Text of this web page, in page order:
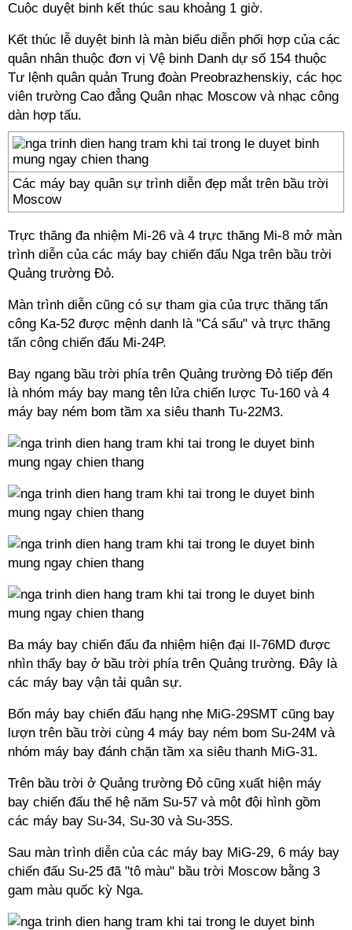
Cuộc duyệt binh kết thúc sau khoảng 1 giờ.
Kết thúc lễ duyệt binh là màn biểu diễn phối hợp của các
quân nhân thuộc đơn vị Vệ binh Danh dự số 154 thuộc
Tư lệnh quân quản Trung đoàn Preobrazhenskiy, các học
viên trường Cao đẳng Quân nhạc Moscow và nhạc công
dàn hợp tấu.
Các máy bay quân sự trình diễn đẹp mắt trên bầu trời
Moscow
Trực thăng đa nhiệm Mi-26 và 4 trực thăng Mi-8 mở màn
trình diễn của các máy bay chiến đấu Nga trên bầu trời
Quảng trường Đỏ.
Màn trình diễn cũng có sự tham gia của trực thăng tấn
công Ka-52 được mệnh danh là "Cá sấu" và trực thăng
tấn công chiến đấu Mi-24P.
Bay ngang bầu trời phía trên Quảng trường Đỏ tiếp đến
là nhóm máy bay mang tên lửa chiến lược Tu-160 và 4
máy bay ném bom tầm xa siêu thanh Tu-22M3.
Ba máy bay chiến đấu đa nhiệm hiện đại Il-76MD được
nhìn thấy bay ở bầu trời phía trên Quảng trường. Đây là
các máy bay vận tải quân sự.
Bốn máy bay chiến đấu hạng nhẹ MiG-29SMT cũng bay
lượn trên bầu trời cùng 4 máy bay ném bom Su-24M và
nhóm máy bay đánh chặn tầm xa siêu thanh MiG-31.
Trên bầu trời ở Quảng trường Đỏ cũng xuất hiện máy
bay chiến đấu thế hệ năm Su-57 và một đội hình gồm
các máy bay Su-34, Su-30 và Su-35S.
Sau màn trình diễn của các máy bay MiG-29, 6 máy bay
chiến đấu Su-25 đã "tô màu" bầu trời Moscow bằng 3
gam màu quốc kỳ Nga.